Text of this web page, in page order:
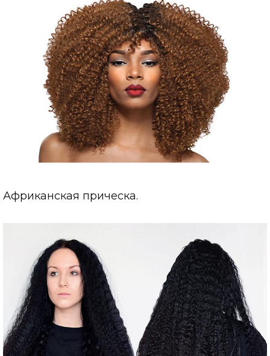
Африканская прическа.